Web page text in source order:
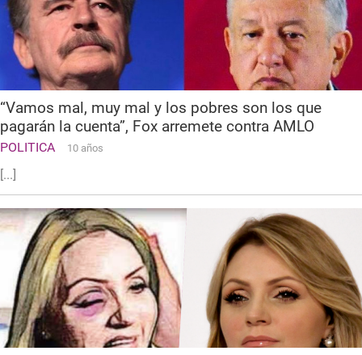
“Vamos mal, muy mal y los pobres son los que
pagarán la cuenta”, Fox arremete contra AMLO
POLITICA 10 años
[...]